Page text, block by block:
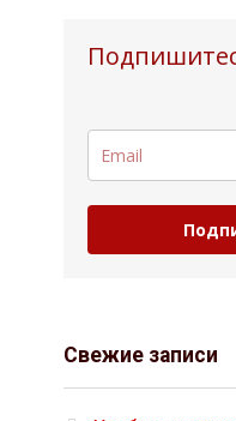
Свежие записи